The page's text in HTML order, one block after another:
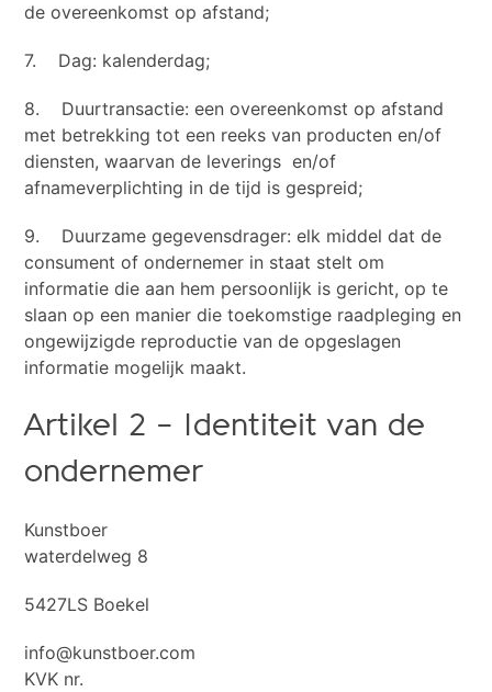
de overeenkomst op afstand;
7. Dag: kalenderdag;
8. Duurtransactie: een overeenkomst op afstand
met betrekking tot een reeks van producten en/of
diensten, waarvan de leverings en/of
afnameverplichting in de tijd is gespreid;
9. Duurzame gegevensdrager: elk middel dat de
consument of ondernemer in staat stelt om
informatie die aan hem persoonlijk is gericht, op te
slaan op een manier die toekomstige raadpleging en
ongewijzigde reproductie van de opgeslagen
informatie mogelijk maakt.
Artikel 2 – Identiteit van de
ondernemer
Kunstboer
waterdelweg 8
5427LS Boekel
info@kunstboer.com
KVK nr.